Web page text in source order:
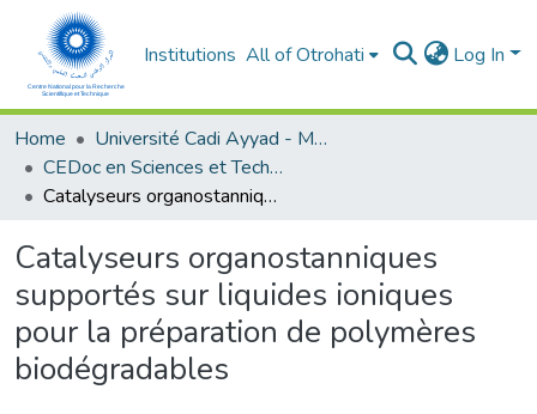
Institutions All of Otrohati Log In
Home
Université Cadi Ayyad - Marrakech
CEDoc en Sciences et Techniques et Sciences Médicales (CED - STSM)
Catalyseurs organostanniques supportés sur liquides ioniques pour la préparation de polymères biodégradables
Catalyseurs organostanniques
supportés sur liquides ioniques
pour la préparation de polymères
biodégradables